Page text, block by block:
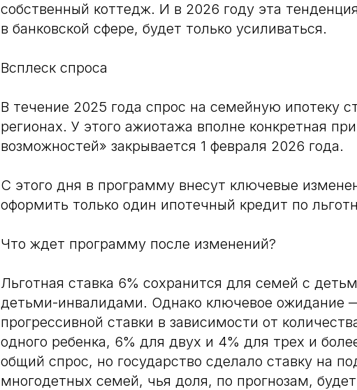
собственный коттедж. И в 2026 году эта
в банковской сфере, будет только усиливаться.
Всплеск спроса
В течение 2025 года спрос на семейную ипотеку
регионах. У этого ажиотажа вполне конкретная
возможностей» закрывается 1 февраля 2026 года.
С этого дня в программу внесут ключевые
оформить только один ипотечный кредит по
Что ждет программу после изменений?
Льготная ставка 6% сохранится для семей с
детьми-инвалидами. Однако ключевое ожидание
прогрессивной ставки в зависимости от
одного ребенка, 6% для двух и 4% для трех и
общий спрос, но государство сделало ставку на
многодетных семей, чья доля, по прогнозам,